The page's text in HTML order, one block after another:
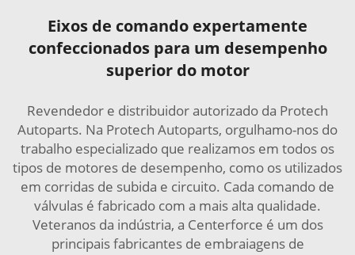
Eixos de comando expertamente
confeccionados para um desempenho
superior do motor
Revendedor e distribuidor autorizado da Protech
Autoparts. Na Protech Autoparts, orgulhamo-nos do
trabalho especializado que realizamos em todos os
tipos de motores de desempenho, como os utilizados
em corridas de subida e circuito. Cada comando de
válvulas é fabricado com a mais alta qualidade.
Veteranos da indústria, a Centerforce é um dos
principais fabricantes de embraiagens de